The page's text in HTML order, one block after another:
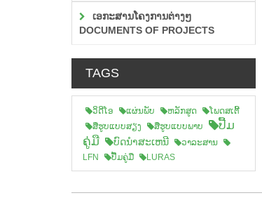
ເອກະສານໂຄງການຕ່າງໆ
DOCUMENTS OF PROJECTS
TAGS
ວິດີໂອ ແຜ່ນພັບ ຫລັກສູດ
ໂພດສເຕີ້
ສືຮູບແບບສຽງ
ສື່ຮູບແບບພາບ
ປື້ມ
ຄູ່ມື
ບົດນຳສະເຫນີ
ວາລະສານ
LFN
ປື້ມຄູ່ມື LURAS